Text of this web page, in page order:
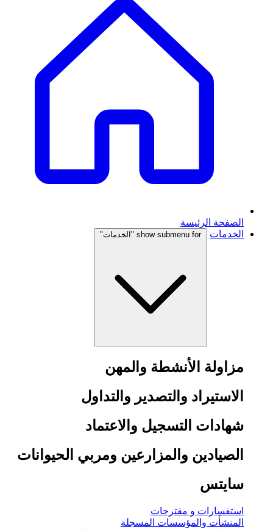
الصفحة الرئيسة
الخدمات
show submenu for "الخدمات"
مزاولة الأنشطة والمهن
الاستيراد والتصدير والتداول
شهادات التسجيل والاعتماد
الصيادين والمزارعين ومربي الحيوانات
سايتس
استفسارات و مقترحات
المنشأت والمؤسسات المسجلة